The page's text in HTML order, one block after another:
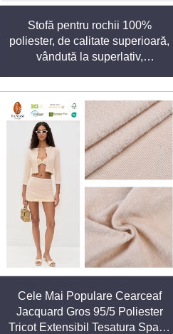
specifice ale clienților.
inclusiv în Statele Unite,
faptul că țesăturile din
preocupările brandurilor și
gamă largă de aplicații:
de zi cu zi.
de pat.
Stofă pentru rochii 100%
poliester, de calitate superioară,
vândută la superlativ,
Cele Mai Populare Cearceaf
Jacquard Gros 95/5 Poliester
Tricot Extensibil Tesatura Space